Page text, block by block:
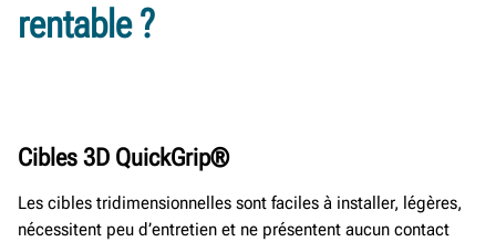
rentable ?
Cibles 3D QuickGrip®
Les cibles tridimensionnelles sont faciles à installer, légères,
nécessitent peu d’entretien et ne présentent aucun contact